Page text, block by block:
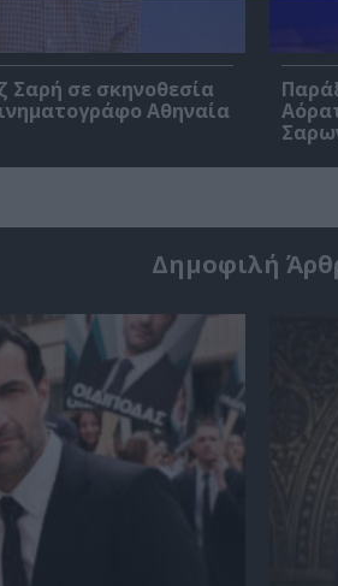
Σαρή σε σκηνοθεσία
Αθηναία
Δημοφιλή